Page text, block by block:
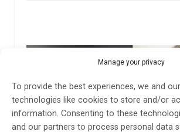
Manage your privacy
To provide the best experiences, we and
technologies like cookies to store and/or
information. Consenting to these
and our partners to process personal data